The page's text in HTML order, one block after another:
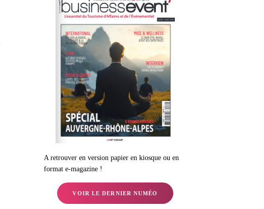
A retrouver en version papier en kiosque ou en
format e-magazine !
VOIR LE DERNIER NUMÉO